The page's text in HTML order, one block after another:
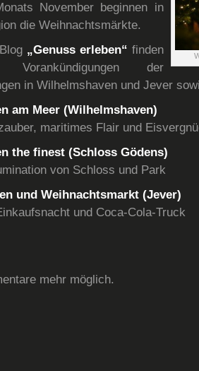
November beginnen in
die Weihnachtsmärkte.
„Genuss erleben“ finden
der
in Wilhelmshaven und Jever
am Meer (Wilhelmshaven)
maritimes Flair und
the finest (Schloss Gödens)
von Schloss und Park
und Weihnachtsmarkt (Jever)
und Coca-Cola-Truck
mehr möglich.